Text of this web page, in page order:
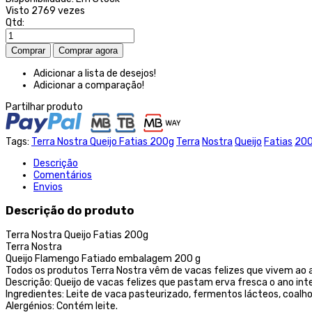
Visto 2769 vezes
Qtd:
Adicionar a lista de desejos!
Adicionar a comparação!
Partilhar produto
Tags: Terra Nostra Queijo Fatias 200g Terra Nostra Queijo Fatias
Descrição
Comentários
Envios
Descrição do produto
Terra Nostra Queijo Fatias 200g
Terra Nostra
Queijo Flamengo Fatiado embalagem 200 g
Todos os produtos Terra Nostra vêm de vacas felizes que vivem
Descrição: Queijo de vacas felizes que pastam erva fresca o ano
Ingredientes: Leite de vaca pasteurizado, fermentos lácteos,
Alergénios: Contém leite.